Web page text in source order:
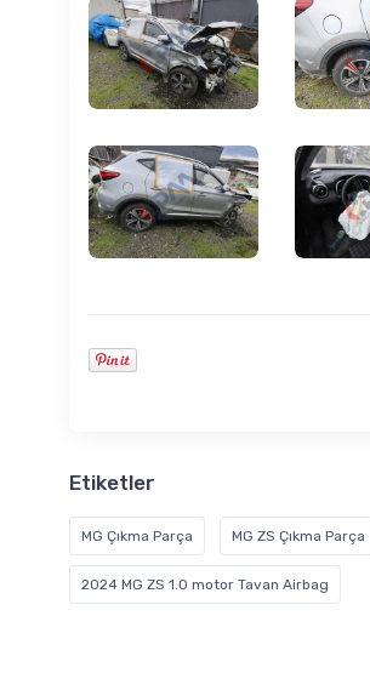
Etiketler
MG Çıkma Parça MG ZS Çıkma Parça
2024 MG ZS 1.0 motor Tavan Airbag